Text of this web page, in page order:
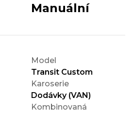
Manuální
Model
Transit Custom
Karoserie
Dodávky (VAN)
Kombinovaná